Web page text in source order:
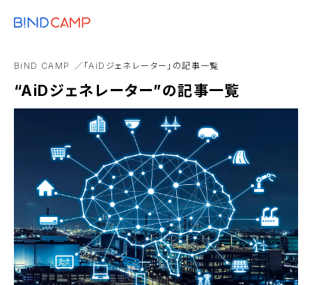
VSEO
Web制作 アルバム
BiND CAMP 「AiDジェネレーター」の記事一覧
“AiDジェネレーター”の記事一覧